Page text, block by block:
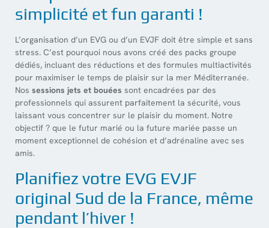
simplicité et fun garanti !
L’organisation d’un EVG ou d’un EVJF doit être simple et sans
stress. C’est pourquoi nous avons créé des packs groupe
dédiés, incluant des réductions et des formules multiactivités
pour maximiser le temps de plaisir sur la mer Méditerranée.
Nos sessions jets et bouées sont encadrées par des
professionnels qui assurent parfaitement la sécurité, vous
laissant vous concentrer sur le plaisir du moment. Notre
objectif ? que le futur marié ou la future mariée passe un
moment exceptionnel de cohésion et d’adrénaline avec ses
amis.
Planifiez votre EVG EVJF
original Sud de la France, même
pendant l’hiver !